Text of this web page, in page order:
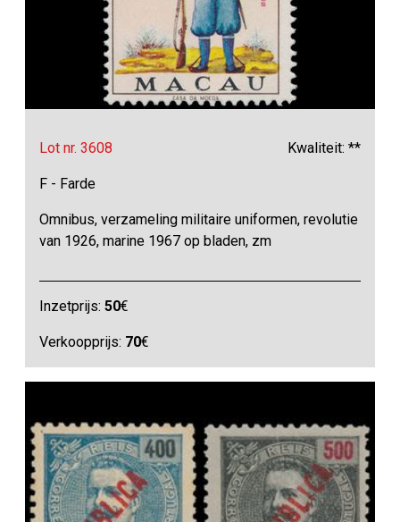
Lot nr. 3608 Kwaliteit: **
F - Farde
Omnibus, verzameling militaire uniformen, revolutie
van 1926, marine 1967 op bladen, zm
Inzetprijs:50€
Verkoopprijs: 70€